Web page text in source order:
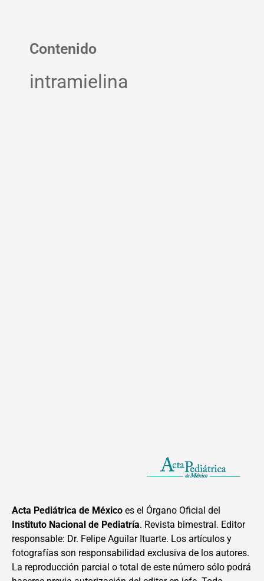
Contenido
intramielina
Acta Pediátrica de México es el Órgano Oficial del
Instituto Nacional de Pediatría. Revista bimestral. Editor
responsable: Dr. Felipe Aguilar Ituarte. Los artículos y
fotografías son responsabilidad exclusiva de los autores.
La reproducción parcial o total de este número sólo podrá